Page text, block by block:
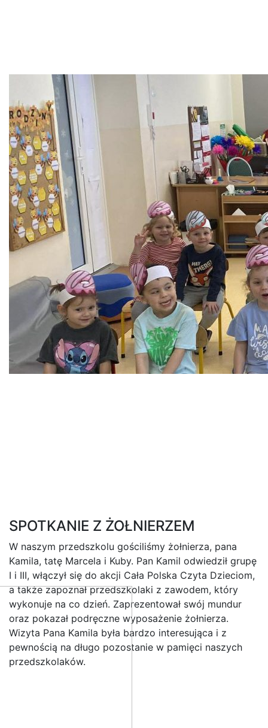
SPOTKANIE Z ŻOŁNIERZEM
W naszym przedszkolu gościliśmy żołnierza, pana
Kamila, tatę Marcela i Kuby. Pan Kamil odwiedził grupę
I i III, włączył się do akcji Cała Polska Czyta Dzieciom,
a także zapoznał przedszkolaki z zawodem, który
wykonuje na co dzień. Zaprezentował swój mundur
oraz pokazał podręczne wyposażenie żołnierza.
Wizyta Pana Kamila była bardzo interesująca i z
pewnością na długo pozostanie w pamięci naszych
przedszkolaków.